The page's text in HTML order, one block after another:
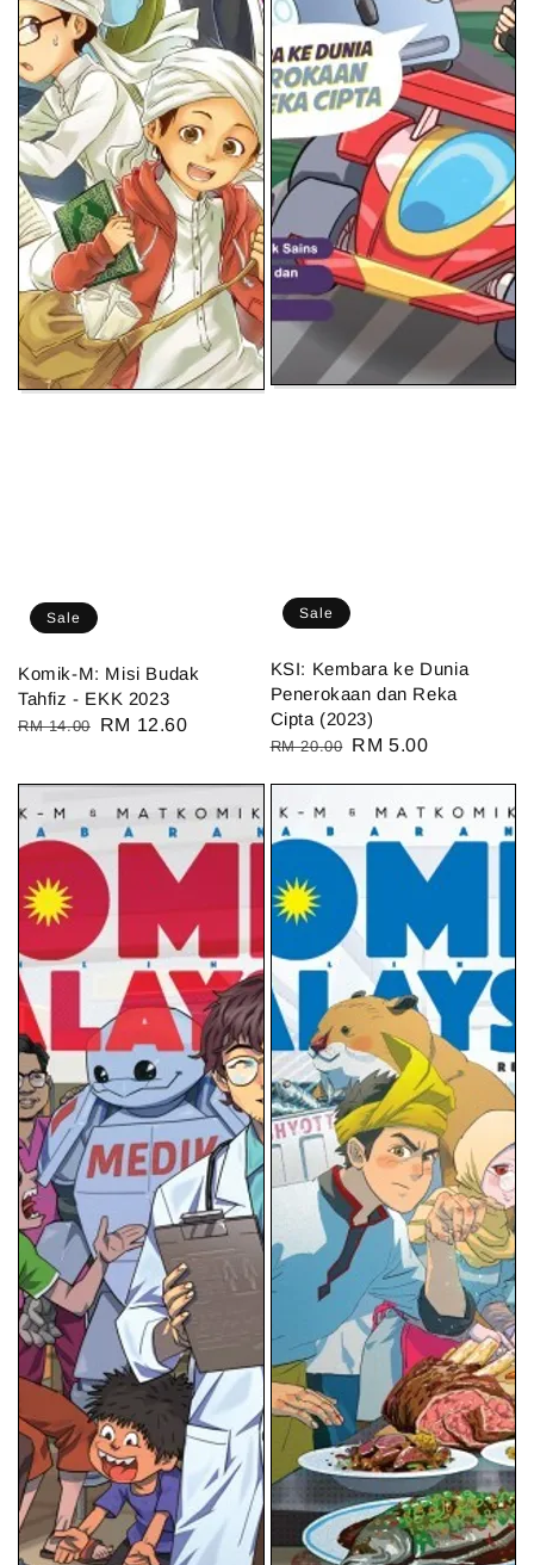
Sale
Komik-M: Misi Budak
Tahfiz - EKK 2023
Regular
RM 14.00
Sale
RM 12.60
Sale
KSI: Kembara ke Dunia
Penerokaan dan Reka
Cipta (2023)
Regular
RM 20.00 Sale
RM 5.00